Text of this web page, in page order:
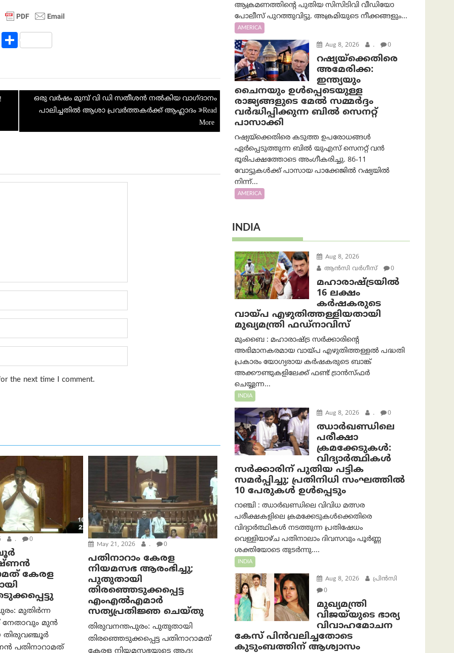
R S
e
ഒരു വര്‍ഷം മുമ്പ് വി ഡി സതീശന്‍ നല്‍കിയ വാഗ്ദാനം
പാലിച്ചതില്‍ ആശാ പ്രവര്‍ത്തകര്‍ക്ക് ആഹ്ലാദം
the next time I comment.
. 0
കേരള
മുതിർന്ന
മുൻ
തിരുവഞ്ചൂർ
പതിനാറാമത്
May 21, 2026 . 0
പതിനാറാം കേരള
നിയമസഭ ആരംഭിച്ചു;
പുതുതായി
തിരഞ്ഞെടുക്കപ്പെട്ട
എംഎൽഎമാർ
സത്യപ്രതിജ്ഞ ചെയ്തു
തിരുവനന്തപുരം: പുതുതായി
തിരഞ്ഞെടുക്കപ്പെട്ട പതിനാറാമത്
ആക്രമണത്തിന്റെ പുതിയ സിസിടിവി വീഡിയോ
പോലീസ് പുറത്തുവിട്ടു. അക്രമിയുടെ നീക്കങ്ങളും...
AMERICA
Aug 8, 2026 . 0
റഷ്യയ്‌ക്കെതിരെ
അമേരിക്ക:
ഇന്ത്യയും
ചൈനയും ഉൾപ്പെടെയുള്ള
രാജ്യങ്ങളുടെ മേൽ സമ്മർദ്ദം
വർദ്ധിപ്പിക്കുന്ന ബിൽ സെനറ്റ്
പാസാക്കി
റഷ്യയ്‌ക്കെതിരെ കടുത്ത ഉപരോധങ്ങൾ
ഏർപ്പെടുത്തുന്ന ബിൽ യുഎസ് സെനറ്റ് വൻ
ഭൂരിപക്ഷത്തോടെ അംഗീകരിച്ചു. 86-11
വോട്ടുകൾക്ക് പാസായ പാക്കേജിൽ റഷ്യയിൽ
നിന്ന്...
AMERICA
INDIA
Aug 8, 2026
ആന്‍സി വര്‍ഗീസ്
0
മഹാരാഷ്ട്രയിൽ
16 ലക്ഷം
കർഷകരുടെ
വായ്പ എഴുതിത്തള്ളിയതായി
മുഖ്യമന്ത്രി ഫഡ്‌നാവിസ്
മുംബൈ : മഹാരാഷ്ട്ര സർക്കാരിന്റെ
അഭിമാനകരമായ വായ്പ എഴുതിത്തള്ളൽ പദ്ധതി
പ്രകാരം യോഗ്യരായ കർഷകരുടെ ബാങ്ക്
അക്കൗണ്ടുകളിലേക്ക് ഫണ്ട് ട്രാൻസ്ഫർ
ചെയ്യുന്ന...
INDIA
Aug 8, 2026 . 0
ഝാര്‍ഖണ്ഡിലെ
പരീക്ഷാ
ക്രമക്കേടുകള്‍:
വിദ്യാർത്ഥികൾ
സർക്കാരിന് പുതിയ പട്ടിക
സമർപ്പിച്ചു; പ്രതിനിധി സംഘത്തിൽ
10 പേരുകൾ ഉൾപ്പെടും
റാഞ്ചി : ഝാർഖണ്ഡിലെ വിവിധ മത്സര
പരീക്ഷകളിലെ ക്രമക്കേടുകൾക്കെതിരെ
വിദ്യാർത്ഥികൾ നടത്തുന്ന പ്രതിഷേധം
വെള്ളിയാഴ്ച പതിനാലാം ദിവസവും പൂർണ്ണ
ശക്തിയോടെ തുടർന്നു....
INDIA
Aug 8, 2026
പ്രിന്‍സി
0
മുഖ്യമന്ത്രി
വിജയ്‌യുടെ ഭാര്യ
വിവാഹമോചന
കേസ് പിൻവലിച്ചതോടെ
കുടുംബത്തിന് ആശ്വാസം